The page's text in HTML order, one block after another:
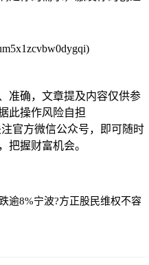
准确，文章提及内容仅供参
此操作风险自担
官方微信公众号，即可随时
把握财富机会。
逾8%宁波?方正股民维权不容